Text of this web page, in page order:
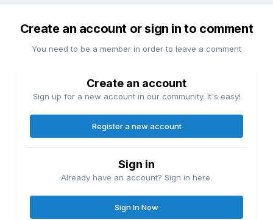
Create an account or sign in to comment
You need to be a member in order to leave a comment
Create an account
Sign up for a new account in our community. It's easy!
Register a new account
Sign in
Already have an account? Sign in here.
Sign In Now